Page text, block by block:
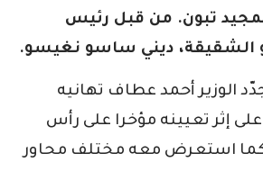
تبون. من قبل رئيس
الشقيقة، ديني ساسو نغيسو.
الوزير أحمد عطاف تهانيه
إثر تعيينه مؤخرا على رأس
كما استعرض معه مختلف محاور